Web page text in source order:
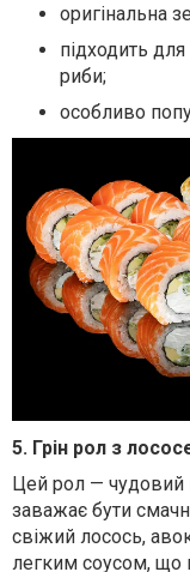
оригінальна
підходить для
риби;
особливо
5. Грін рол з
Цей рол — чудовий
заважає бути
свіжий лосось,
легким соусом, що